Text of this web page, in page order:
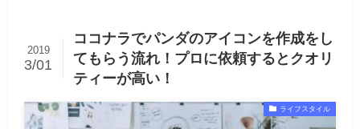
ココナラでパンダのアイコンを作成をし
てもらう流れ！プロに依頼するとクオリ
ティーが高い！
2019
3/01
ライフスタイル